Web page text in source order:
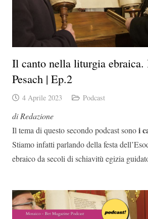
Il canto nella liturgia ebraica.
Pesach | Ep.2
4 Aprile 2023 Podcast
di Redazione
Il tema di questo secondo podcast sonoi
Stiamo infatti parlando della festa
ebraico da secoli di schiavitù egizia